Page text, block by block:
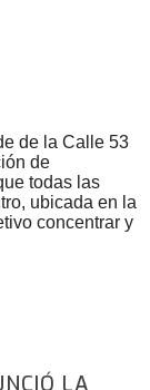
de la Calle 53
de
todas las
ubicada en la
concentrar y
LA